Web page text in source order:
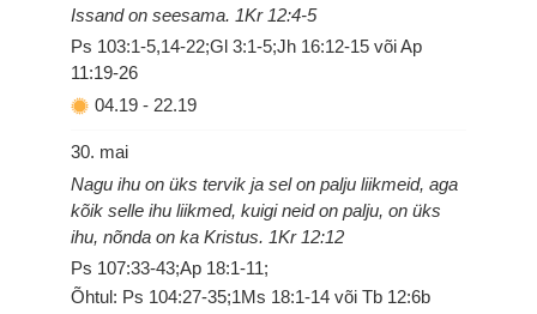
Issand on seesama. 1Kr 12:4-5
Ps 103:1-5,14-22;Gl 3:1-5;Jh 16:12-15 või Ap
11:19-26
04.19 - 22.19
30. mai
Nagu ihu on üks tervik ja sel on palju liikmeid, aga
kõik selle ihu liikmed, kuigi neid on palju, on üks
ihu, nõnda on ka Kristus. 1Kr 12:12
Ps 107:33-43;Ap 18:1-11;
Õhtul: Ps 104:27-35;1Ms 18:1-14 või Tb 12:6b